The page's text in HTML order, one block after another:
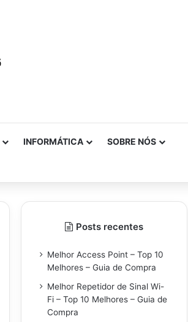
INFORMÁTICA SOBRE NÓS
Posts recentes
Melhor Access Point – Top 10
Melhores – Guia de Compra
Melhor Repetidor de Sinal Wi-
Fi – Top 10 Melhores – Guia de
Compra